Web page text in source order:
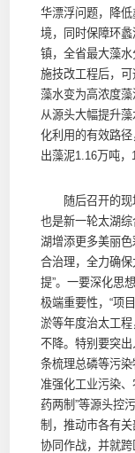
华漂浮问题，降
境，同时保障环
镇，全省最大藻
施技改工程后，可
藻水变为高浓度藻
从源头大幅提升
化利用的有效路
出藻泥1.16万吨，
随后召开的现场
也是新一轮太湖
湖增添更多美丽
合治理，全力确
提”。一要深化思
极端重要性，“项
淤等年度治太工
不降。特别要突
条梳理总磷等污
准强化工业污染
药两制”等源头控
制，推动市各有关
协同作战，并就